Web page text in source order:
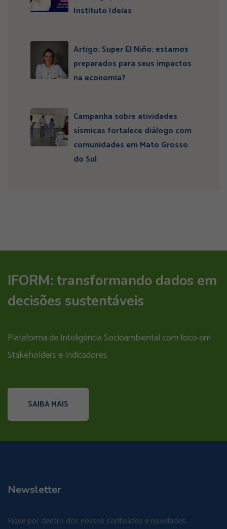
Instituto Ideias
Artigo: Super El Niño: estamos
preparados para seus impactos
na economia?
Campanha sobre atividades
sísmicas fortalece diálogo com
comunidades em Mato Grosso
do Sul
IFORM: transformando dados em
decisões sustentáveis
Plataforma de Inteligência Socioambiental com foco em
Stakeholders e Indicadores.
SAIBA MAIS
Newsletter
Fique por dentro dos nossos conteúdos e novidades.